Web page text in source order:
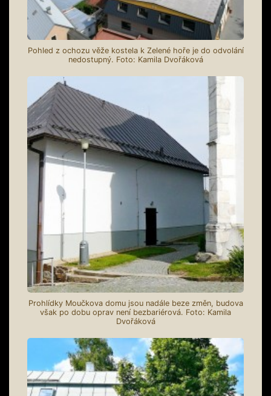
Pohled z ochozu věže kostela k Zelené hoře je do odvolání
nedostupný. Foto: Kamila Dvořáková
Prohlídky Moučkova domu jsou nadále beze změn, budova
však po dobu oprav není bezbariérová. Foto: Kamila
Dvořáková